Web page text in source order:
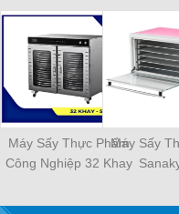
Máy Sấy Thực Phẩm
Công Nghiệp 32 Khay
Máy Sấy